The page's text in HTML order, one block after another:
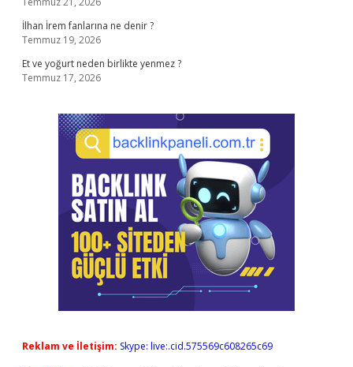
İlhan İrem fanlarına ne denir ?
Temmuz 19, 2026
Et ve yoğurt neden birlikte yenmez ?
Temmuz 17, 2026
Reklam ve İletişim: Skype: live:.cid.575569c608265c69